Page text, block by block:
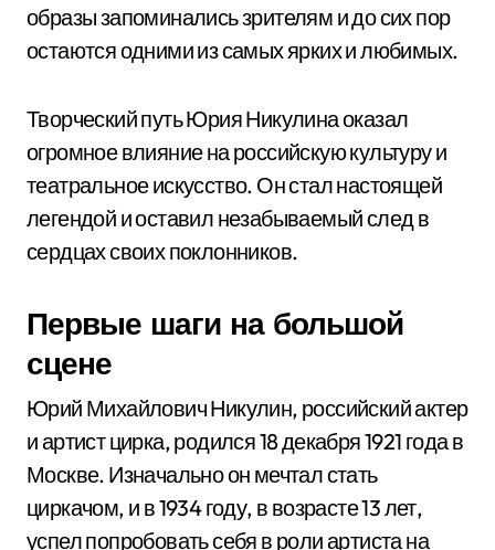
образы запоминались зрителям и до сих пор
остаются одними из самых ярких и любимых.
Творческий путь Юрия Никулина оказал
огромное влияние на российскую культуру и
театральное искусство. Он стал настоящей
легендой и оставил незабываемый след в
сердцах своих поклонников.
Первые шаги на большой
сцене
Юрий Михайлович Никулин, российский актер
и артист цирка, родился 18 декабря 1921 года в
Москве. Изначально он мечтал стать
циркачом, и в 1934 году, в возрасте 13 лет,
успел попробовать себя в роли артиста на